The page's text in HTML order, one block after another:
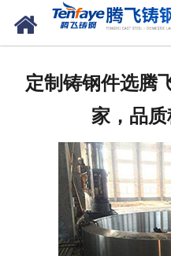
定制铸钢件选腾
家，品